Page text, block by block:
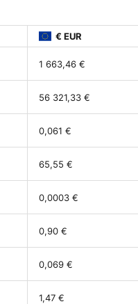
€ EUR
1 663,46 €
56 321,33 €
0,061 €
65,55 €
0,0003 €
0,90 €
0,069 €
1,47 €